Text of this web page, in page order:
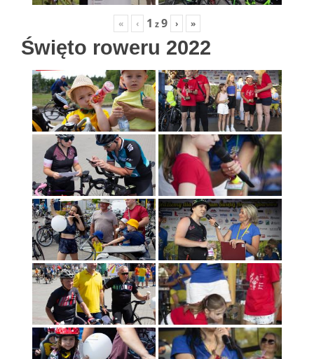
« ‹ 1 z9 › »
Święto roweru 2022